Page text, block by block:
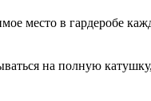
место в гардеробе
на полную